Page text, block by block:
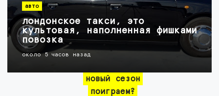
авто
лондонское такси, это
культовая, наполненная фишками
повозка
около 5 часов назад
новый сезон
поиграем?